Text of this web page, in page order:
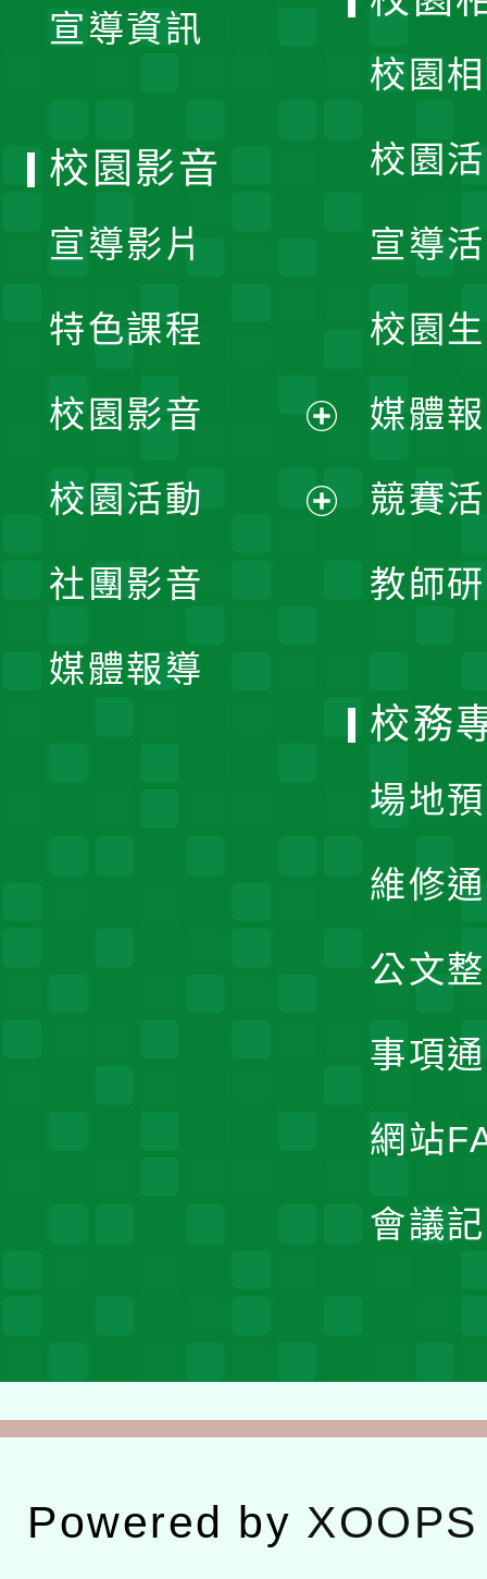
宣導資訊
校園
校園
宣導
校園
媒體
競賽
教師
校園影音
宣導影片
特色課程
校園影音
開
校園活動
社團影音
媒體報導
校務
場地
維修
公文
事項
網站
會議
Powered by XOOPS